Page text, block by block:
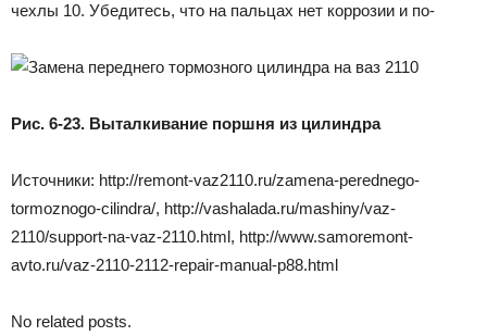
чехлы 10. Убедитесь, что на пальцах нет коррозии и по-
Рис. 6-23. Выталкивание поршня из цилиндра
Источники: http://remont-vaz2110.ru/zamena-perednego-
tormoznogo-cilindra/, http://vashalada.ru/mashiny/vaz-
2110/support-na-vaz-2110.html, http://www.samoremont-
avto.ru/vaz-2110-2112-repair-manual-p88.html
No related posts.